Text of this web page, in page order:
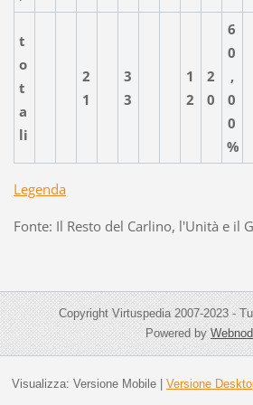
t
o
t
a
li
2
1
3
3
1
2
2
0
6
0
,
0
0
%
Legenda
Fonte: Il Resto del Carlino, l'Unità e il
Copyright Virtuspedia 2007-2023 -
Powered by
Visualizza: Versione Mobile| Versione